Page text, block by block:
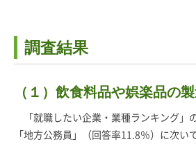
調査結果
（１）飲食料品や娯楽品の
「就職したい企業・業種ランキング」
「地方公務員」（回答率11.8％）に次い